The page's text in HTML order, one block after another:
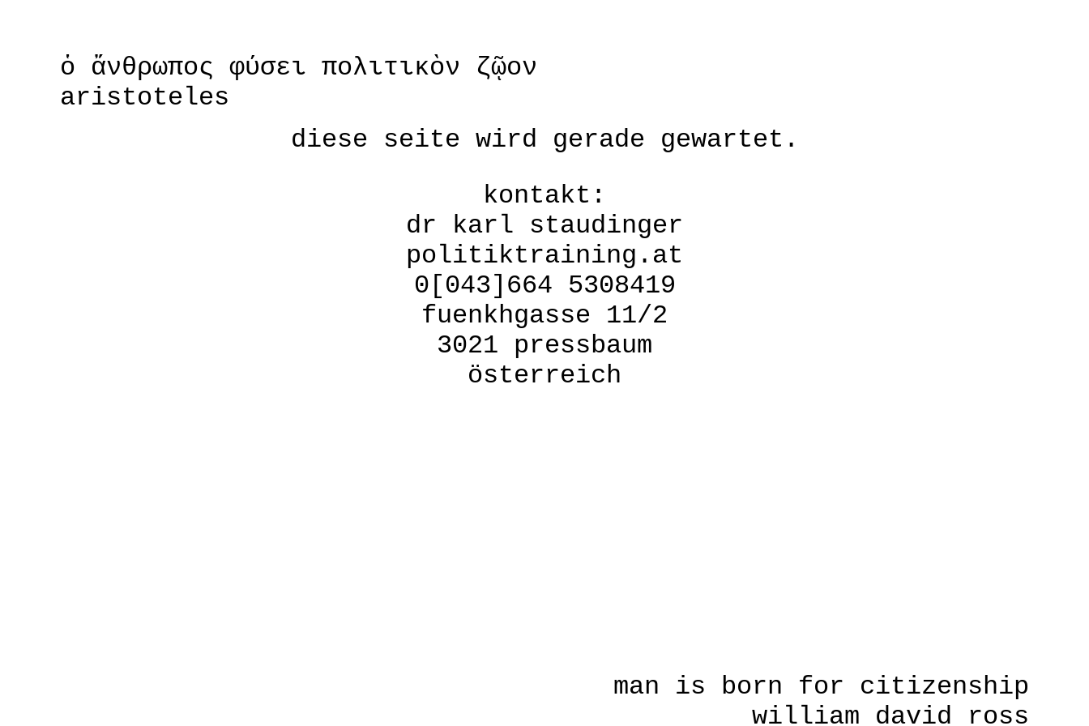
ὁ ἄνθρωπος φύσει πολιτικὸν ζῷον
aristoteles
man is born for citizenship
william david ross
diese seite wird gerade gewartet.
kontakt:
dr karl staudinger
politiktraining.at
0[043]664 5308419
fuenkhgasse 11/2
3021 pressbaum
österreich